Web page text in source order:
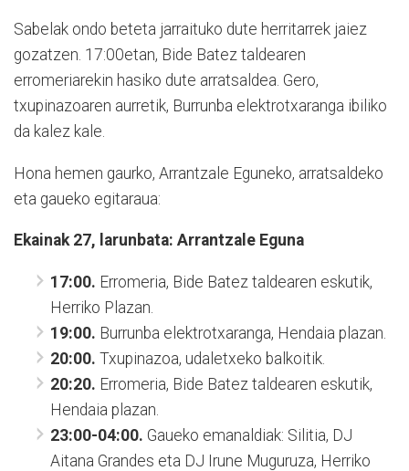
Sabelak ondo beteta jarraituko dute herritarrek jaiez
gozatzen. 17:00etan, Bide Batez taldearen
erromeriarekin hasiko dute arratsaldea. Gero,
txupinazoaren aurretik, Burrunba elektrotxaranga ibiliko
da kalez kale.
Hona hemen gaurko, Arrantzale Eguneko, arratsaldeko
eta gaueko egitaraua:
Ekainak 27, larunbata: Arrantzale Eguna
17:00. Erromeria, Bide Batez taldearen eskutik,
Herriko Plazan.
19:00. Burrunba elektrotxaranga, Hendaia plazan.
20:00. Txupinazoa, udaletxeko balkoitik.
20:20. Erromeria, Bide Batez taldearen eskutik,
Hendaia plazan.
23:00-04:00. Gaueko emanaldiak: Silitia, DJ
Aitana Grandes eta DJ Irune Muguruza, Herriko